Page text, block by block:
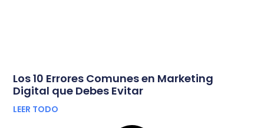
Los 10 Errores Comunes en Marketing
Digital que Debes Evitar
LEER TODO